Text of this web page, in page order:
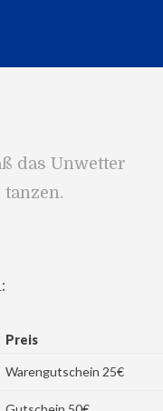
das Unwetter
Preis
Warengutschein 25€